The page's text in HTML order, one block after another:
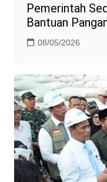
Pemerintah
Bantuan
08/05/2026